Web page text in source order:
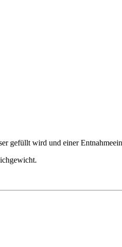
gefüllt wird und einer